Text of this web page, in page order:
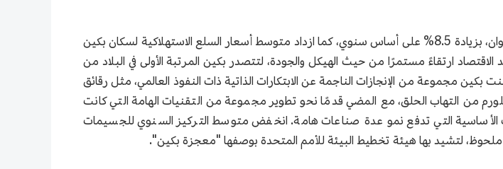
أشارت الإحصاءات الأولية إلى أن إجمالي الناتج المحلي في بكين تجاوز 4 تريليونات يوان، بزيادة 8.5% على أساس سنوي، كما ازداد متوسط أسعار السلع الاستهلاكية لسكان بكين
نصيب الفرد من الدخل المتاح لسكان بكين بنسبة 8%، وشهد الاقتصاد ارتقاءً مستمرًا من حيث الهيكل والجودة، لتتصدر بكين المرتبة الأولى في البلاد من
مجموعة من الإنجازات الناجمة عن الابتكارات الذاتية ذات النفوذ العالمي، مثل رقائق
من التهاب الحلق، مع المضي قدمًا نحو تطوير مجموعة من التقنيات الهامة التي كانت
التي تدفع نمو عدة صناعات هامة. انخفض متوسط التركيز السنوي للجسيمات